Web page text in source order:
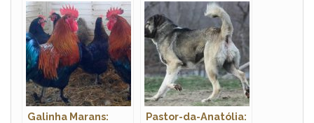
Galinha Marans:
Pastor-da-Anatólia: